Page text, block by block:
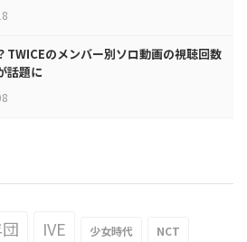
TWICEのメンバー別ソロ動画の視聴回数
話題に
IVE 少女時代 NCT